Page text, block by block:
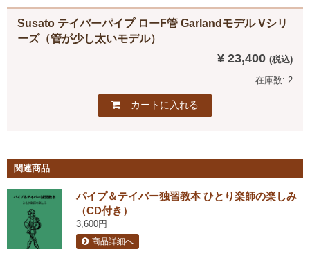
Susato テイバーパイプ ローF管 Garlandモデル Vシリ
ーズ（管が少し太いモデル）
¥ 23,400
在庫数: 2
カートに入れる
関連商品
パイプ＆テイバー独習教本 ひとり楽師の楽しみ
（CD付き）
3,600円
商品詳細へ